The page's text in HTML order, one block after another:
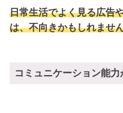
日常生活でよく見る広告
は、不向きかもしれませ
コミュニケーション能力